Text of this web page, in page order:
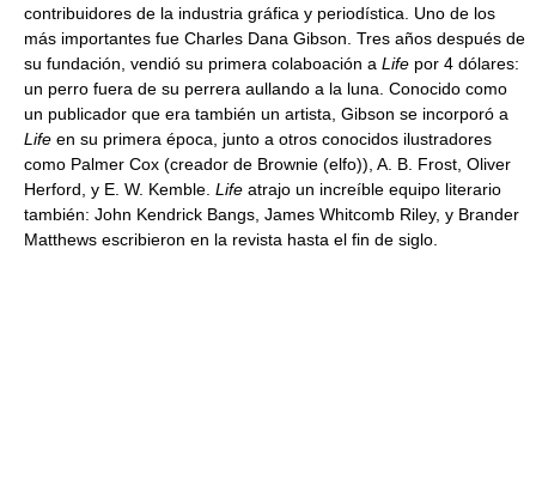
contribuidores de la industria gráfica y periodística. Uno de los
más importantes fue Charles Dana Gibson. Tres años después de
su fundación, vendió su primera colaboación a Life por 4 dólares:
un perro fuera de su perrera aullando a la luna. Conocido como
un publicador que era también un artista, Gibson se incorporó a
Life en su primera época, junto a otros conocidos ilustradores
como Palmer Cox (creador de Brownie (elfo)), A. B. Frost, Oliver
Herford, y E. W. Kemble. Life atrajo un increíble equipo literario
también: John Kendrick Bangs, James Whitcomb Riley, y Brander
Matthews escribieron en la revista hasta el fin de siglo.